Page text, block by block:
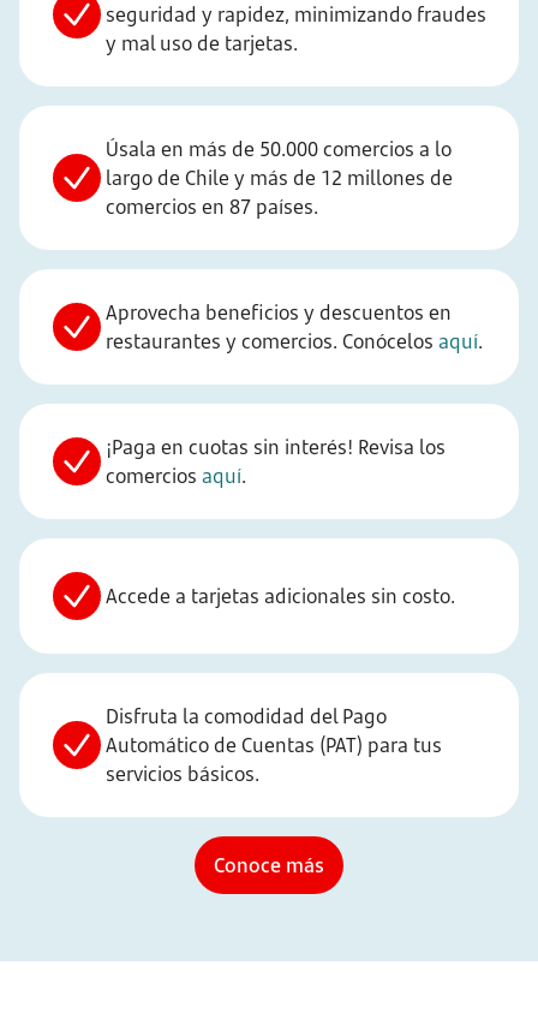
seguridad y rapidez, minimizando fraudes
y mal uso de tarjetas.
Úsala en más de 50.000 comercios a lo
largo de Chile y más de 12 millones de
comercios en 87 países.
Aprovecha beneficios y descuentos en
restaurantes y comercios. Conócelos aquí.
¡Paga en cuotas sin interés! Revisa los
comercios aquí.
Accede a tarjetas adicionales sin costo.
Disfruta la comodidad del Pago
Automático de Cuentas (PAT) para tus
servicios básicos.
Conoce más